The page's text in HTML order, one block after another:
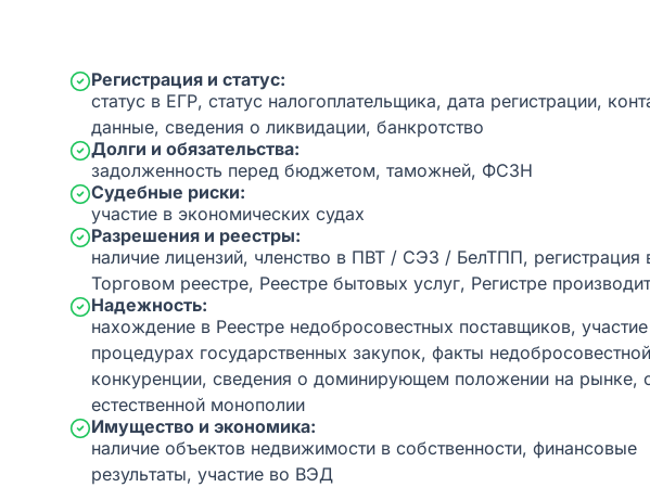
Регистрация и статус:
статус в ЕГР, статус налогоплательщика, дата регистрации,
данные, сведения о ликвидации, банкротство
Долги и обязательства:
задолженность перед бюджетом, таможней, ФСЗН
Судебные риски:
участие в экономических судах
Разрешения и реестры:
наличие лицензий, членство в ПВТ / СЭЗ / БелТПП, регистрация
Торговом реестре, Реестре бытовых услуг, Регистре
Надежность:
нахождение в Реестре недобросовестных поставщиков,
процедурах государственных закупок, факты недобросовестной
конкуренции, сведения о доминирующем положении на рынке,
естественной монополии
Имущество и экономика:
наличие объектов недвижимости в собственности, финансовые
результаты, участие во ВЭД